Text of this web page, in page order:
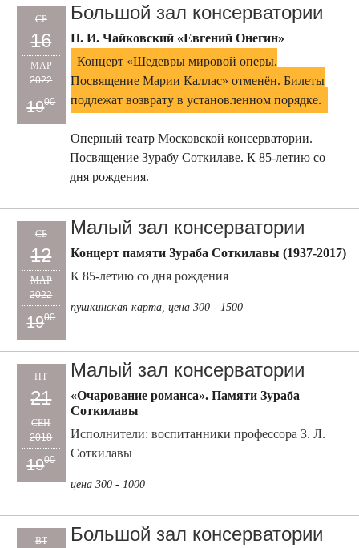
СР
16
МАР
2022
1900
Большой зал консерватории
П. И. Чайковский «Евгений Онегин»
Концерт «Шедевры мировой оперы.
Посвящение Марии Каллас» отменён. Билеты
подлежат возврату в установленном порядке.
Оперный театр Московской консерватории.
Посвящение Зурабу Соткилаве. К 85-летию со
дня рождения.
СБ
12
МАР
2022
1900
Малый зал консерватории
Концерт памяти Зураба Соткилавы (1937-2017)
К 85-летию со дня рождения
пушкинская карта, цена 300 - 1500
ПТ
21
СЕН
2018
1900
Малый зал консерватории
«Очарование романса». Памяти Зураба
Соткилавы
Исполнители: воспитанники профессора З. Л.
Соткилавы
цена 300 - 1000
ВТ Большой зал консерватории